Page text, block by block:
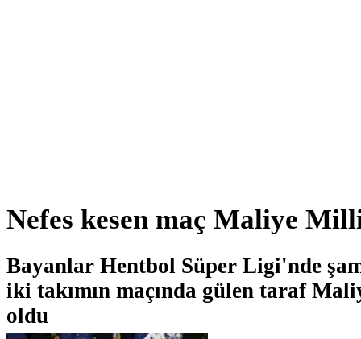
Nefes kesen maç Maliye
Bayanlar Hentbol Süper Ligi'nde
iki takımın maçında gülen taraf
oldu